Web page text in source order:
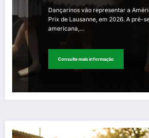
Dançarinos vão representar a
Prix de Lausanne, em 2026. A pré-
americana,…
Consulte mais informação